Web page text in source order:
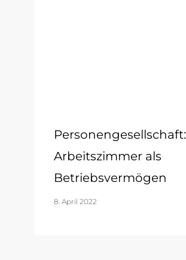
Personengesellschaft:
Arbeitszimmer als
Betriebsvermögen
8. April 2022